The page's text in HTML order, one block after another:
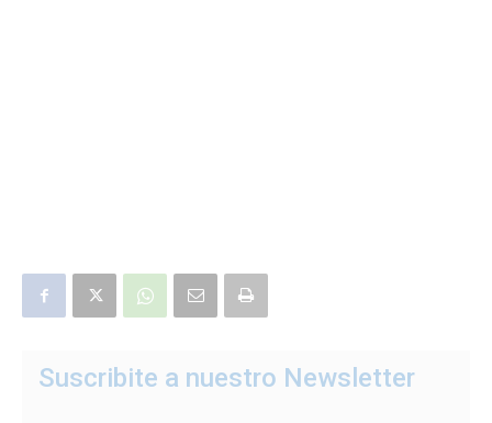
Suscribite a nuestro Newsletter